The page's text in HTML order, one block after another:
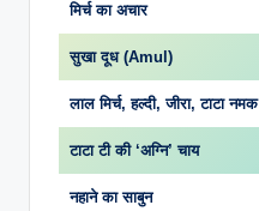
मिर्च का अचार
सुखा दूध (Amul)
लाल मिर्च, हल्दी, जीरा, टाटा नमक
टाटा टी की ‘अग्नि’ चाय
नहाने का साबुन